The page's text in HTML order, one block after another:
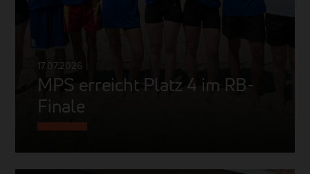
17.07.2026
MPS erreicht Platz 4 im RB-
Finale